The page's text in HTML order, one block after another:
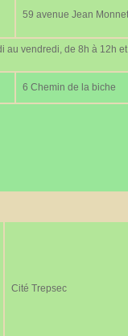
59 avenue Jean Monnet
au vendredi, de 8h à 12h
6 Chemin de la biche
Cité Trepsec